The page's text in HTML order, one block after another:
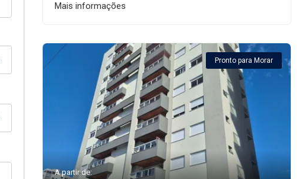
Mais informações
Pronto para Morar
A partir de: